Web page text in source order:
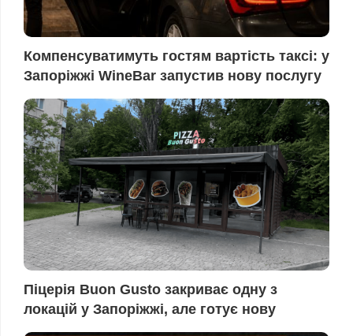
Компенсуватимуть гостям вартість таксі: у
Запоріжжі WineBar запустив нову послугу
Піцерія Buon Gusto закриває одну з
локацій у Запоріжжі, але готує нову